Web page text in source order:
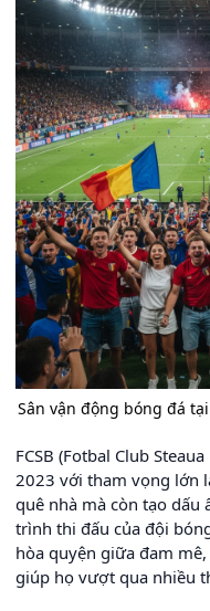
Sân vận động bóng đá
FCSB (Fotbal Club
2023 với tham vọng lớn
quê nhà mà còn tạo dấu
trình thi đấu của đội
hòa quyện giữa đam
giúp họ vượt qua nhiều